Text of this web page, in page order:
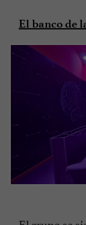
El banco de